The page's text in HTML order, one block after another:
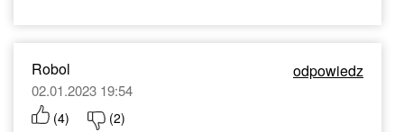
Robol odpowiedz
02.01.2023 19:54
(4) (2)